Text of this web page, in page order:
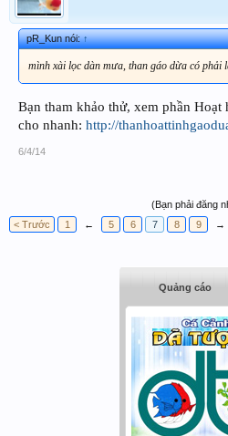
pR_Kun nói:↑
mình xài lọc dàn mưa, than gáo dừa có phải
Bạn tham khảo thử, xem phần Hoạt
cho nhanh: http://
6/4/14
(Bạn phải đăng
< Trước
1 ← 5 6 7 8 9 →
Quảng cáo